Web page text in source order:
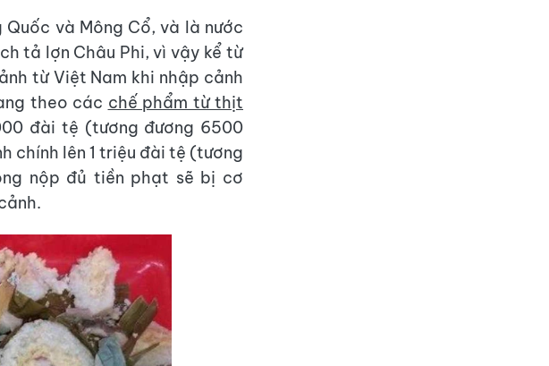
và Mông Cổ, và là nước
tả lợn Châu Phi, vì vậy kể từ
từ Việt Nam khi nhập cảnh
theo các chế phẩm từ thịt
đài tệ (tương đương 6500
chính lên 1 triệu đài tệ (tương
nộp đủ tiền phạt sẽ bị cơ